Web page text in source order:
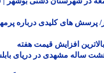
های کلیدی درباره پرمهره
افزایش قیمت هفته